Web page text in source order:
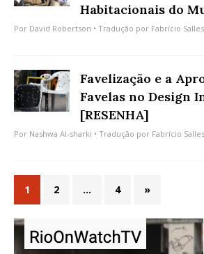
Habitacionais do
Por David Robertson • Tradução por Fabrício Salles
Favelização e a
Favelas no Design
[RESENHA]
Por Nashwa Al-sharki • Tradução por Fabrício Salles
1 2 … 4 »